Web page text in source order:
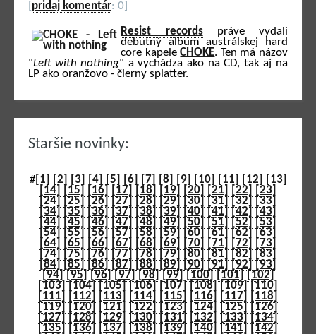
pridaj komentár: 0]
Resist recordspráve vydali
debutný album austrálskej hard
core kapeleCHOKE. Ten má názov
"Left with nothing" a vychádza ako na CD, tak aj na
LP ako oranžovo - čierny splatter.
Staršie novinky:
#[1] [2] [3] [4] [5] [6] [7] [8] [9] [10] [11] [12]
[13]
[14] [15] [16] [17] [18] [19] [20] [21] [22] [23]
[24] [25] [26] [27] [28] [29] [30] [31] [32] [33]
[34] [35] [36] [37] [38] [39] [40] [41] [42] [43]
[44] [45] [46] [47] [48] [49] [50] [51] [52] [53]
[54] [55] [56] [57] [58] [59] [60] [61] [62] [63]
[64] [65] [66] [67] [68] [69] [70] [71] [72] [73]
[74] [75] [76] [77] [78] [79] [80] [81] [82] [83]
[84] [85] [86] [87] [88] [89] [90] [91] [92] [93]
[94] [95] [96] [97] [98] [99] [100] [101] [102]
[103] [104] [105] [106] [107] [108] [109] [110]
[111] [112] [113] [114] [115] [116] [117] [118]
[119] [120] [121] [122] [123] [124] [125] [126]
[127] [128] [129] [130] [131] [132] [133] [134]
[135] [136] [137] [138] [139] [140] [141] [142]